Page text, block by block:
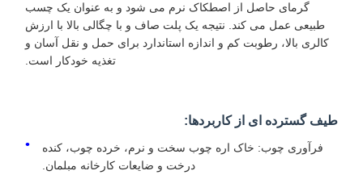
گرمای حاصل از اصطکاک نرم می شود و به عنوان یک چسب
طبیعی عمل می کند. نتیجه یک پلت صاف و با چگالی بالا با ارزش
کالری بالا، رطوبت کم و اندازه استاندارد برای حمل و نقل آسان و
تغذیه خودکار است.
طیف گسترده ای از کاربردها:
فرآوری چوب: خاک اره چوب سخت و نرم، خرده چوب، کنده
درخت و ضایعات کارخانه مبلمان.